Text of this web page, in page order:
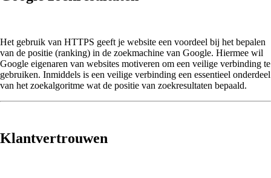
Het gebruik van HTTPS geeft je website een voordeel bij het bepalen
van de positie (ranking) in de zoekmachine van Google. Hiermee wil
Google eigenaren van websites motiveren om een veilige verbinding te
gebruiken. Inmiddels is een veilige verbinding een essentieel onderdeel
van het zoekalgoritme wat de positie van zoekresultaten bepaald.
Klantvertrouwen